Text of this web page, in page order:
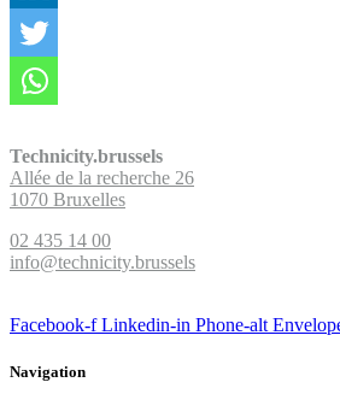
Technicity.brussels
Allée de la recherche 26
1070 Bruxelles
02 435 14 00
info@technicity.brussels
Facebook-f Linkedin-in Phone-alt
Navigation